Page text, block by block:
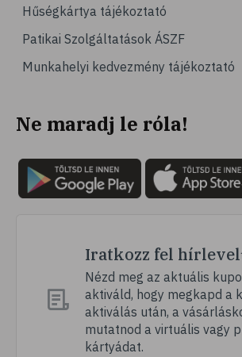
# kardiovaszkuláris betegségek
# szív- és érrendszer
# vérnyomás
# mozgás
# pszichológia
# hátfájás
# vérnyomáscsökkentés
# megfázás
# influenza
# fertőző betegségek
Hűségkártya tájékoztató
Patikai Szolgáltatások ÁSZF
Munkahelyi kedvezmény tájékoztató
Ne maradj le róla!
Iratkozz fel
Nézd meg az aktuális
aktiváld, hogy megkapd a
aktiválás után, a
mutatnod a virtuális vagy
kártyádat.